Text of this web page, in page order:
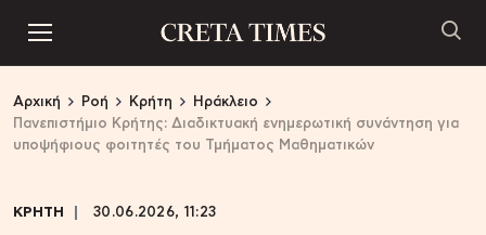
Αρχική Ροή Κρήτη
Ηράκλειο
Πανεπιστήμιο Κρήτης: Διαδικτυακή ενημερωτική συνάντηση για
υποψήφιους φοιτητές του Τμήματος Μαθηματικών
ΚΡΗΤΗ 30.06.2026, 11:23